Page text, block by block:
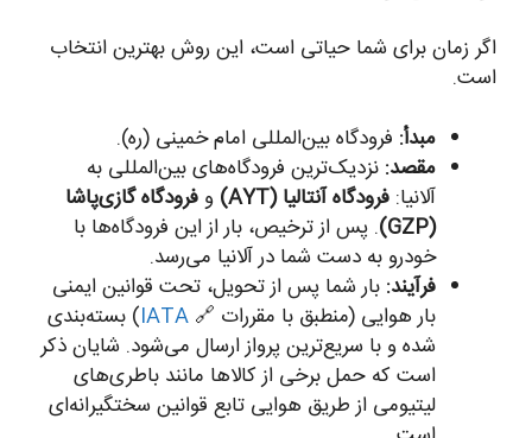
اگر زمان برای شما حیاتی است، این روش بهترین انتخاب
است.
مبدأ: فرودگاه بین‌المللی امام خمینی (ره).
مقصد: نزدیک‌ترین فرودگاه‌های بین‌المللی به
آلانیا: فرودگاه آنتالیا (AYT) وفرودگاه گازی‌پاشا
(GZP)
. پس از ترخیص، بار از این فرودگاه‌ها با
خودرو به دست شما در آلانیا می‌رسد.
فرآیند: بار شما پس از تحویل، تحت قوانین ایمنی
بار هوایی (منطبق با مقررات 🔗 IATA) بسته‌بندی
شده و با سریع‌ترین پرواز ارسال می‌شود. شایان ذکر
است که حمل برخی از کالاها مانند باطری‌های
لیتیومی از طریق هوایی تابع قوانین سختگیرانه‌ای